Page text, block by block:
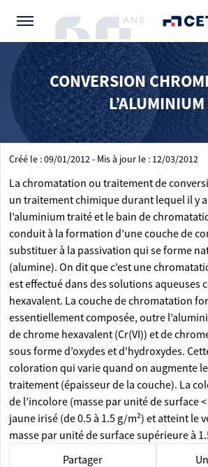
CONVERSION
L’ALUMINIUM
Créé le : 09/01/2012 - Mis à jour le : 12/03/2012
La chromatation ou traitement de
un traitement chimique durant lequel il y
l’aluminium traité et le bain de
conduit à la formation d’une couche de
substituer à la passivation qui se forme
(alumine). On dit que c’est une
est effectué dans des solutions aqueuses
hexavalent. La couche de chromatation
essentiellement composée, outre
de chrome hexavalent (Cr(VI)) et de
sous forme d’oxydes et d'hydroxydes.
coloration qui varie quand on augmente
traitement (épaisseur de la couche). La
de l’incolore (masse par unité de surface
jaune irisé (de 0.5 à 1.5 g/m²) et atteint le
masse par unité de surface supérieure à
Partager